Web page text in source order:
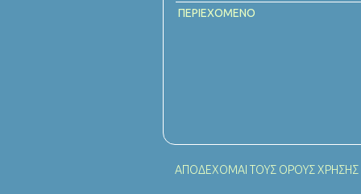
ΑΠΟΔΕΧΟΜΑΙ ΤΟΥΣ ΟΡΟΥΣ ΧΡΗΣΗΣ